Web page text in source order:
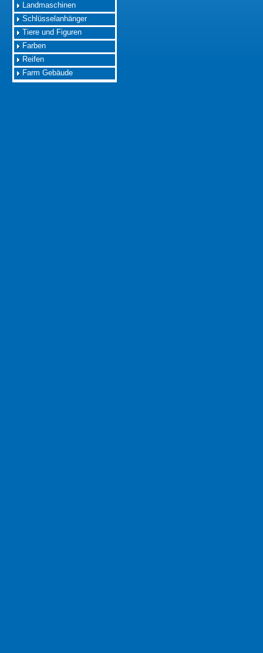
Landmaschinen
Schlüsselanhänger
Tiere und Figuren
Farben
Reifen
Farm Gebäude